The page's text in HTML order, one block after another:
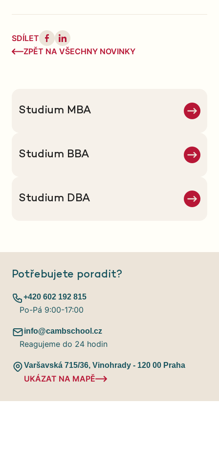
ZPĚT NA VŠECHNY NOVINKY
SDÍLET
Studium MBA
Studium BBA
Studium DBA
Potřebujete poradit?
+420 602 192 815
Po-Pá 9:00-17:00
info@cambschool.cz
Reagujeme do 24 hodin
Varšavská 715/36, Vinohrady - 120 00 Praha
UKÁZAT NA MAPĚ